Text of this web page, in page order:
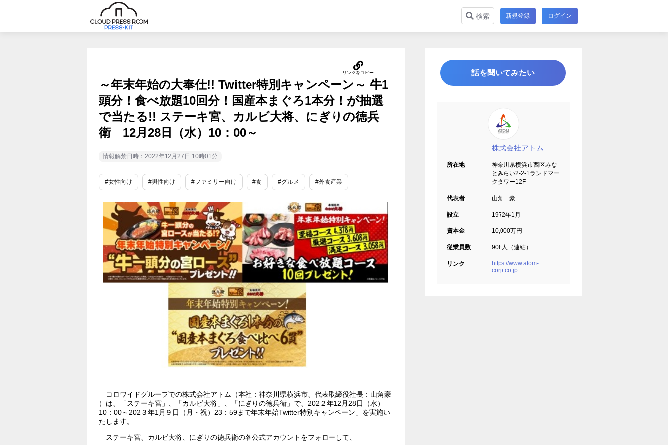
検索 新規登録 ログイン
～年末年始の大奉仕!! Twitter特別キャンペーン～ 牛1
頭分！食べ放題10回分！国産本まぐろ1本分！が抽選
で当たる!! ステーキ宮、カルビ大将、にぎりの徳兵
衛 12月28日（水）10：00～
情報解禁日時：2022年12月27日 10時01分
#女性向け #男性向け #ファミリー向け #食 #グルメ #外食産業
コロワイドグループでの株式会社アトム（本社：神奈川県横浜市、代表取締役社長：山角豪
）は、「ステーキ宮」、「カルビ大将」、「にぎりの徳兵衛」で、202２年12月28日（水）
10：00～202３年1月９日（月・祝）23：59まで年末年始Twitter特別キャンペーン」を実施い
たします。
ステーキ宮、カルビ大将、にぎりの徳兵衛の各公式アカウントをフォローして、
話を聞いてみたい
株式会社アトム
所在地
神奈川県横浜市西区みな
とみらい2-2-1ランドマー
クタワー12F
代表者 山角 豪
設立 1972年1月
資本金 10,000万円
従業員数 908人（連結）
リンク
https://www.atom-
corp.co.jp